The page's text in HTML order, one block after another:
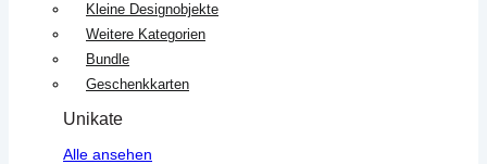
Kleine Designobjekte
Weitere Kategorien
Bundle
Geschenkkarten
Unikate
Alle ansehen